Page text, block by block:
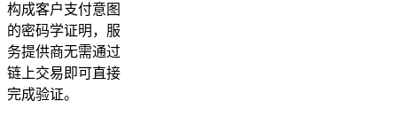
构成客户支付意图
的密码学证明，服
务提供商无需通过
链上交易即可直接
完成验证。